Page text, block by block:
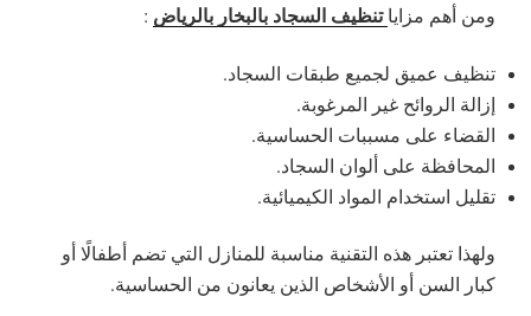
ومن أهم مزايا تنظيف السجاد بالبخار بالرياض :
تنظيف عميق لجميع طبقات السجاد.
إزالة الروائح غير المرغوبة.
القضاء على مسببات الحساسية.
المحافظة على ألوان السجاد.
تقليل استخدام المواد الكيميائية.
ولهذا تعتبر هذه التقنية مناسبة للمنازل التي تضم أطفالًا أو
كبار السن أو الأشخاص الذين يعانون من الحساسية.